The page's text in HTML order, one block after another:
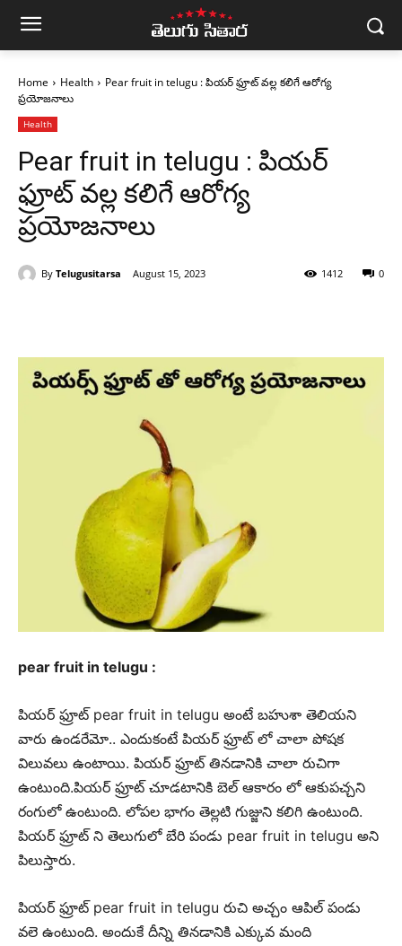
Home Health
Pear fruit in telugu : పియర్ ఫ్రూట్ వల్ల కలిగే ఆరోగ్య
ప్రయోజనాలు
Health
Pear fruit in telugu : పియర్
ఫ్రూట్ వల్ల కలిగే ఆరోగ్య
ప్రయోజనాలు
By Telugusitarsa August 15, 2023 0
1412
pear fruit in telugu :
పియర్ ఫ్రూట్ pear fruit in telugu అంటే బహుశా తెలియని
వారు ఉండరేమో.. ఎందుకంటే పియర్ ఫ్రూట్ లో చాలా పోషక
విలువలు ఉంటాయి. పియర్ ఫ్రూట్ తినడానికి చాలా రుచిగా
ఉంటుంది.పియర్ ఫ్రూట్ చూడటానికి బెల్ ఆకారం లో ఆకుపచ్చని
రంగులో ఉంటుంది. లోపల భాగం తెల్లటి గుజ్జుని కలిగి ఉంటుంది.
పియర్ ఫ్రూట్ ని తెలుగులో బేరి పండు pear fruit in telugu అని
పిలుస్తారు.
పియర్ ఫ్రూట్ pear fruit in telugu రుచి అచ్చం ఆపిల్ పండు
వలె ఉంటుంది. అందుకే దీన్ని తినడానికి ఎక్కువ మంది